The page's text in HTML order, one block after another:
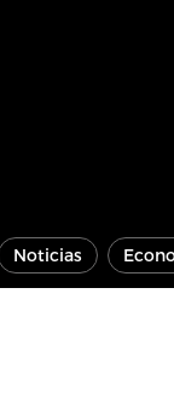
Noticias